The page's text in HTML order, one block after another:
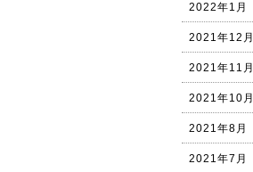
2022年1月
2021年12月
2021年11月
2021年10月
2021年8月
2021年7月